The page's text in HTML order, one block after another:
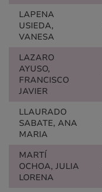
LAPENA
USIEDA,
VANESA
LAZARO
AYUSO,
FRANCISCO
JAVIER
LLAURADO
SABATE, ANA
MARIA
MARTÍ
OCHOA, JULIA
LORENA